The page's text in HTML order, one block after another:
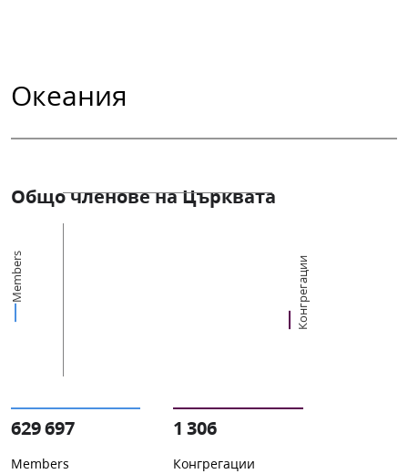
Океания
Общо членове на Църквата
Members Конгрегации
629 697
Members
1 306
Конгрегации